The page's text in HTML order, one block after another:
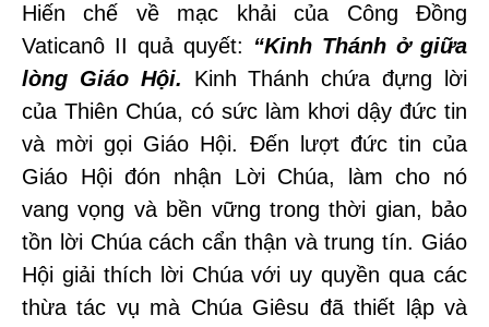
Hiến chế về mạc khải của Công Đồng
Vaticanô II quả quyết: “Kinh Thánh ở giữa
lòng Giáo Hội. Kinh Thánh chứa đựng lời
của Thiên Chúa, có sức làm khơi dậy đức tin
và mời gọi Giáo Hội. Đến lượt đức tin của
Giáo Hội đón nhận Lời Chúa, làm cho nó
vang vọng và bền vững trong thời gian, bảo
tồn lời Chúa cách cẩn thận và trung tín. Giáo
Hội giải thích lời Chúa với uy quyền qua các
thừa tác vụ mà Chúa Giêsu đã thiết lập và